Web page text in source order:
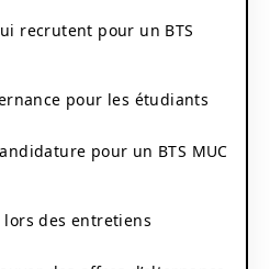
recrutent pour un BTS
pour les étudiants
pour un BTS MUC
des entretiens